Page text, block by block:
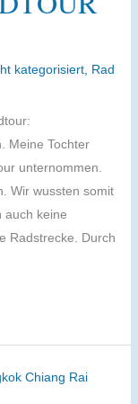
kategorisiert, Rad
Meine Tochter
unternommen.
Wir wussten somit
auch keine
Radstrecke. Durch